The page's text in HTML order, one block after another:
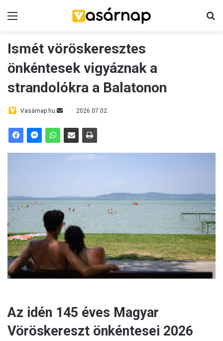
Ismét vöröskeresztes
önkéntesek vigyáznak a
strandolókra a Balatonon
Vasárnap.hu
m
i
l
2026.07.02.
Az idén 145 éves Magyar
Vöröskereszt önkéntesei 2026